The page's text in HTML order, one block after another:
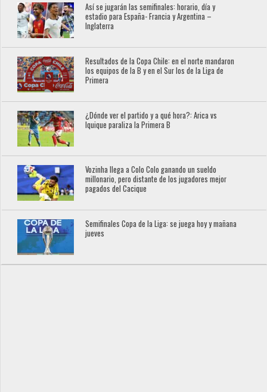
Así se jugarán las semifinales: horario, día y
estadio para España- Francia y Argentina –
Inglaterra
Resultados de la Copa Chile: en el norte mandaron
los equipos de la B y en el Sur los de la Liga de
Primera
¿Dónde ver el partido y a qué hora?: Arica vs
Iquique paraliza la Primera B
Vozinha llega a Colo Colo ganando un sueldo
millonario, pero distante de los jugadores mejor
pagados del Cacique
Semifinales Copa de la Liga: se juega hoy y mañana
jueves